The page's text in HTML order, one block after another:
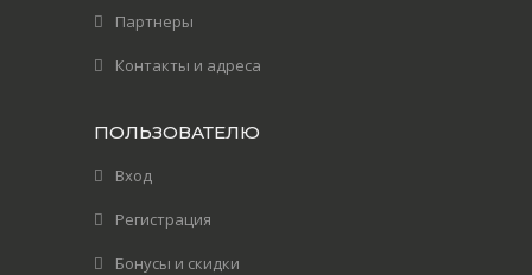
Партнеры
Контакты и адреса
ПОЛЬЗОВАТЕЛЮ
Вход
Регистрация
Бонусы и скидки